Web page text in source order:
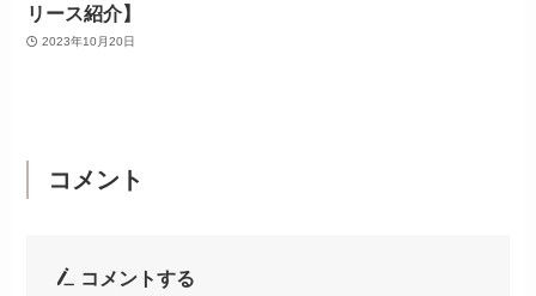
リース紹介】
2023年10月20日
コメント
コメントする